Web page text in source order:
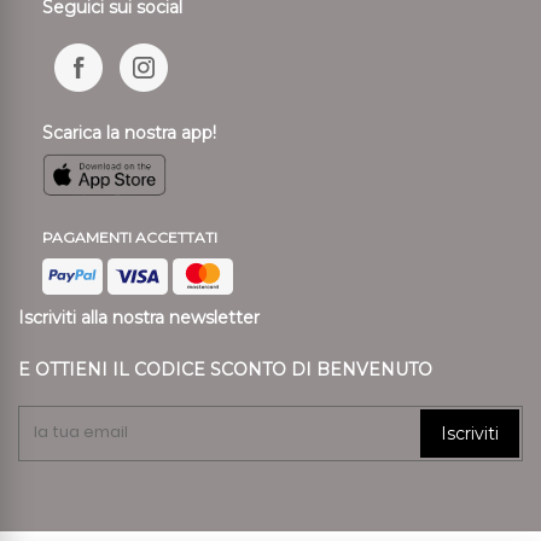
Seguici sui social
Scarica la nostra app!
PAGAMENTI ACCETTATI
Iscriviti alla nostra newsletter
E OTTIENI IL CODICE SCONTO DI BENVENUTO
Iscriviti